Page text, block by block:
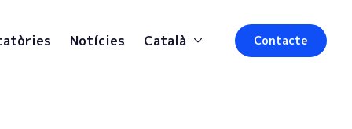
Notícies Català Contacte